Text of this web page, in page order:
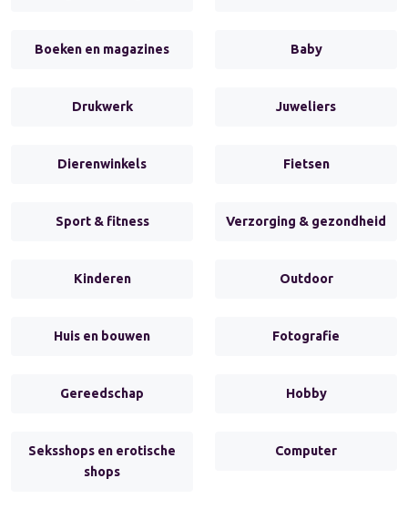
Boeken en magazines Baby
Drukwerk Juweliers
Dierenwinkels Fietsen
Sport & fitness Verzorging & gezondheid
Kinderen Outdoor
Huis en bouwen Fotografie
Gereedschap Hobby
Seksshops en erotische
shops
Computer